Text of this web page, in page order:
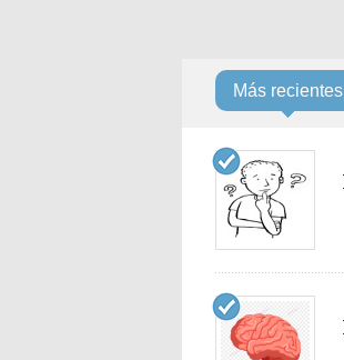
Más recientes